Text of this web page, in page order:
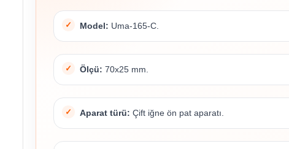
Model: Uma-165-C.
Ölçü: 70x25 mm.
Aparat türü: Çift iğne ön pat aparatı.